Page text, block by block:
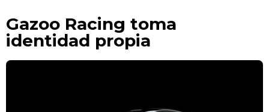
Gazoo Racing toma
identidad propia